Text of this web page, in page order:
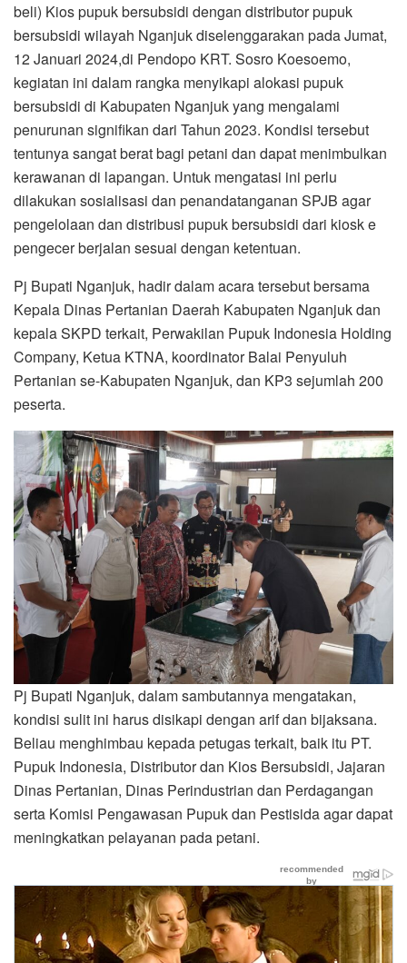
beli) Kios pupuk bersubsidi dengan distributor pupuk
bersubsidi wilayah Nganjuk diselenggarakan pada Jumat,
12 Januari 2024,di Pendopo KRT. Sosro Koesoemo,
kegiatan ini dalam rangka menyikapi alokasi pupuk
bersubsidi di Kabupaten Nganjuk yang mengalami
penurunan signifikan dari Tahun 2023. Kondisi tersebut
tentunya sangat berat bagi petani dan dapat menimbulkan
kerawanan di lapangan. Untuk mengatasi ini perlu
dilakukan sosialisasi dan penandatanganan SPJB agar
pengelolaan dan distribusi pupuk bersubsidi dari kiosk e
pengecer berjalan sesuai dengan ketentuan.
Pj Bupati Nganjuk, hadir dalam acara tersebut bersama
Kepala Dinas Pertanian Daerah Kabupaten Nganjuk dan
kepala SKPD terkait, Perwakilan Pupuk Indonesia Holding
Company, Ketua KTNA, koordinator Balai Penyuluh
Pertanian se-Kabupaten Nganjuk, dan KP3 sejumlah 200
peserta.
Pj Bupati Nganjuk, dalam sambutannya mengatakan,
kondisi sulit ini harus disikapi dengan arif dan bijaksana.
Beliau menghimbau kepada petugas terkait, baik itu PT.
Pupuk Indonesia, Distributor dan Kios Bersubsidi, Jajaran
Dinas Pertanian, Dinas Perindustrian dan Perdagangan
serta Komisi Pengawasan Pupuk dan Pestisida agar dapat
meningkatkan pelayanan pada petani.